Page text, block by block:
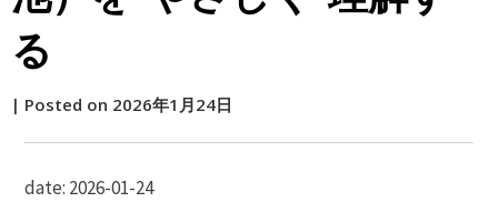
る
by
| Posted on 2026年1月24日
date: 2026-01-24